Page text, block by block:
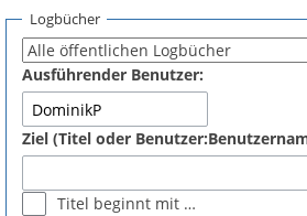
Fördermitglied werden
Fehler melden
Logbücher
Ausführender Benutzer:
Ziel (Titel oder
Titel beginnt mit …